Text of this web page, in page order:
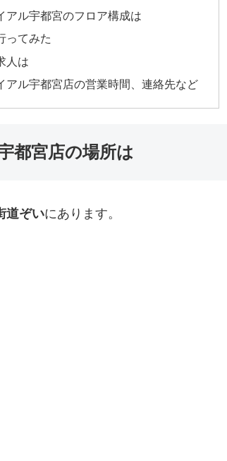
アル宇都宮のフロア構成は
ってみた
人は
アル宇都宮店の営業時間、連絡先など
都宮店の場所は
道ぞいにあります。